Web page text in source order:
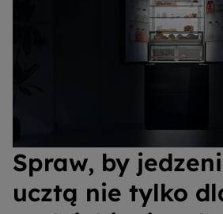
Spraw, by
ucztą nie tylko